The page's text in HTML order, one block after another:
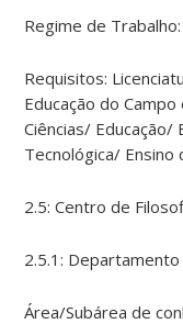
Regime de
Requisitos:
Educação do
Ciências/ Educação/
Tecnológica/ Ensino
2.5: Centro de
2.5.1:
Área/Subárea de